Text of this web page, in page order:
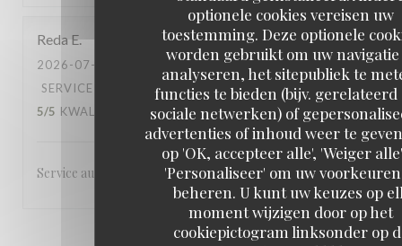
optionele cookies vereisen uw
toestemming. Deze optionele
worden gebruikt om uw
analyseren, het sitepubliek te
functies te bieden (bijv. gerelateerd
sociale netwerken) of
advertenties of inhoud weer te
op 'OK, accepteer alle', 'Weiger
'Personaliseer' om uw
beheren. U kunt uw keuzes op
moment wijzigen door op het
cookiepictogram linksonder op
Reda E
2026-07-31
- 21:00 - GASTEN 2
SERVICE
ATMOSFEER 5 /5 KEUKEN:
5/5 KWALITEIT / PRIJS: 4/5
Service au petits soins, cadre/décor exceptionnel.
2 3